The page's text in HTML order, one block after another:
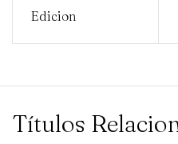
Edicion
Títulos